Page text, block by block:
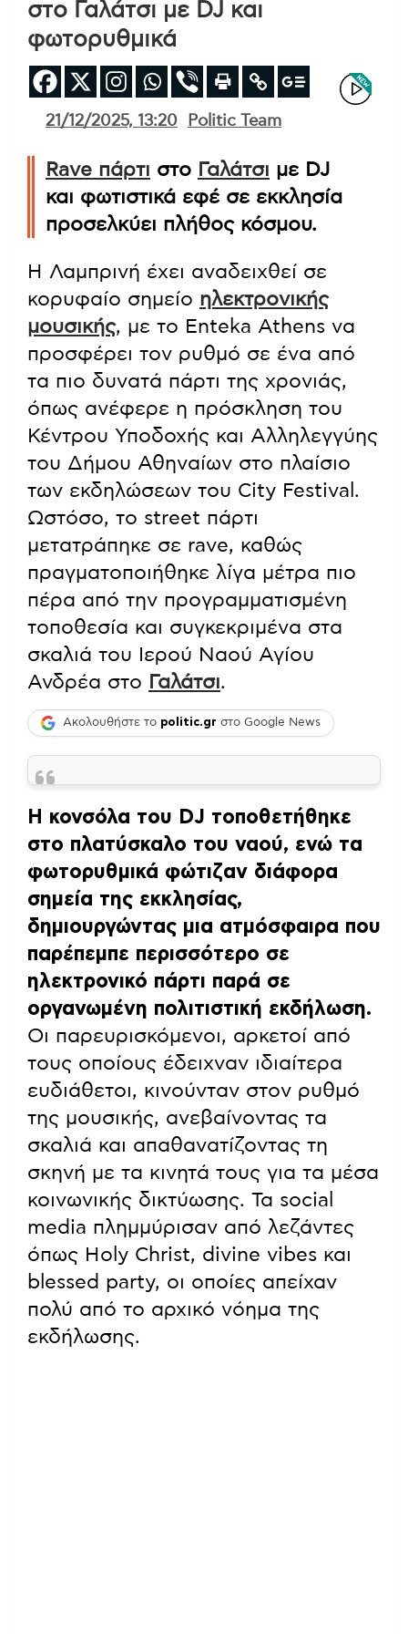
στο Γαλάτσι με DJ και
φωτορυθμικά
21/12/2025, 13:20 Politic Team
Rave πάρτι στο Γαλάτσι με DJ
και φωτιστικά εφέ σε εκκλησία
προσελκύει πλήθος κόσμου.
Η Λαμπρινή έχει αναδειχθεί σε
κορυφαίο σημείο ηλεκτρονικής
μουσικής, με το Enteka Athens να
προσφέρει τον ρυθμό σε ένα από
τα πιο δυνατά πάρτι της χρονιάς,
όπως ανέφερε η πρόσκληση του
Κέντρου Υποδοχής και Αλληλεγγύης
του Δήμου Αθηναίων στο πλαίσιο
των εκδηλώσεων του City Festival.
Ωστόσο, το street πάρτι
μετατράπηκε σε rave, καθώς
πραγματοποιήθηκε λίγα μέτρα πιο
πέρα από την προγραμματισμένη
τοποθεσία και συγκεκριμένα στα
σκαλιά του Ιερού Ναού Αγίου
Ανδρέα στο Γαλάτσι.
Ακολουθήστε το politic.gr στο Google News
Η κονσόλα του DJ τοποθετήθηκε
στο πλατύσκαλο του ναού, ενώ τα
φωτορυθμικά φώτιζαν διάφορα
σημεία της εκκλησίας,
δημιουργώντας μια ατμόσφαιρα που
παρέπεμπε περισσότερο σε
ηλεκτρονικό πάρτι παρά σε
οργανωμένη πολιτιστική εκδήλωση.
Οι παρευρισκόμενοι, αρκετοί από
τους οποίους έδειχναν ιδιαίτερα
ευδιάθετοι, κινούνταν στον ρυθμό
της μουσικής, ανεβαίνοντας τα
σκαλιά και απαθανατίζοντας τη
σκηνή με τα κινητά τους για τα μέσα
κοινωνικής δικτύωσης. Τα social
media πλημμύρισαν από λεζάντες
όπως Holy Christ, divine vibes και
blessed party, οι οποίες απείχαν
πολύ από το αρχικό νόημα της
εκδήλωσης.